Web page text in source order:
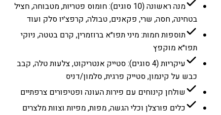
מנה ראשונה (10 סוגים): חומוס פטריות, מטבוחה, חציל
בטחינה, חסה, שרי, פקאנים, טבולה, קרפצ׳יו סלק ועוד
תוספות חמות: מיני תפו״א ברוזמרין, קרם בטטה, ניוקי
תפו״א מוקפץ
עיקריות (4 סוגים): סטייק אנטריקוט, צלעות טלה, קבב
כבש על קינמון, סטייק פרגית, סלמון/דניס
שולחן קינוחים עם פירות העונה ופטיפורים צרפתיים
כלים פורצלן וכלי הגשה, מפות, מפיות וצוות מלצרים